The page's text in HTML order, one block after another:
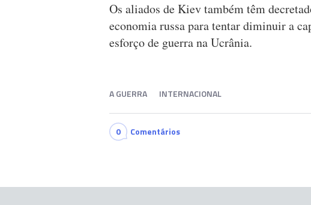
Os aliados de Kiev também têm
economia russa para tentar diminuir a
esforço de guerra na Ucrânia.
A GUERRA INTERNACIONAL
0 Comentários